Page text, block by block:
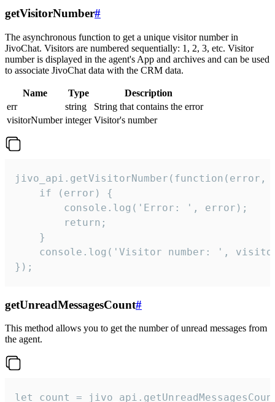
getVisitorNumber#
The asynchronous function to get a unique visitor number in
JivoChat. Visitors are numbered sequentially: 1, 2, 3, etc. Visitor
number is displayed in the agent's App and archives and can be used
to associate JivoChat data with the CRM data.
Name Type
Description
err
string
String that contains the error
visitorNumber integer Visitor's number
jivo_api.getVisitorNumber(function(error,
    if (error) {
        console.log('Error: ', error);
        return;
    }
console.log('Visitor number: ',
});
getUnreadMessagesCount#
This method allows you to get the number of unread messages from
the agent.
let count =